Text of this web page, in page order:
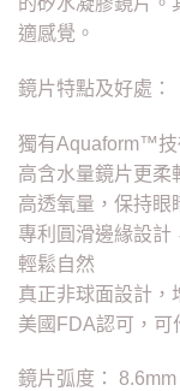
適感覺。
鏡片特點及好處：
獨有Aquaform™技
高含水量鏡片更柔
高透氧量，保持眼
專利圓滑邊緣設計
輕鬆自然
真正非球面設計，
美國FDA認可，可
鏡片弧度： 8.6mm